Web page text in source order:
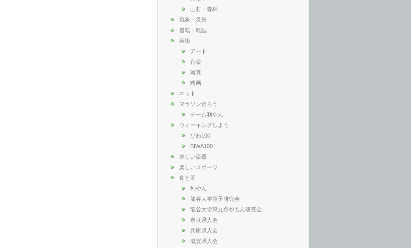
山村・森林
気象・災害
書籍・雑誌
芸術
アート
音楽
写真
映画
ネット
マラソン走ろう
チーム利やん
ウォーキングしよう
びわ100
BIWA100
楽しい楽器
楽しいスポーツ
食と酒
利やん
龍谷大学餃子研究会
龍谷大学東九条粉もん研究会
奈良県人会
兵庫県人会
滋賀県人会